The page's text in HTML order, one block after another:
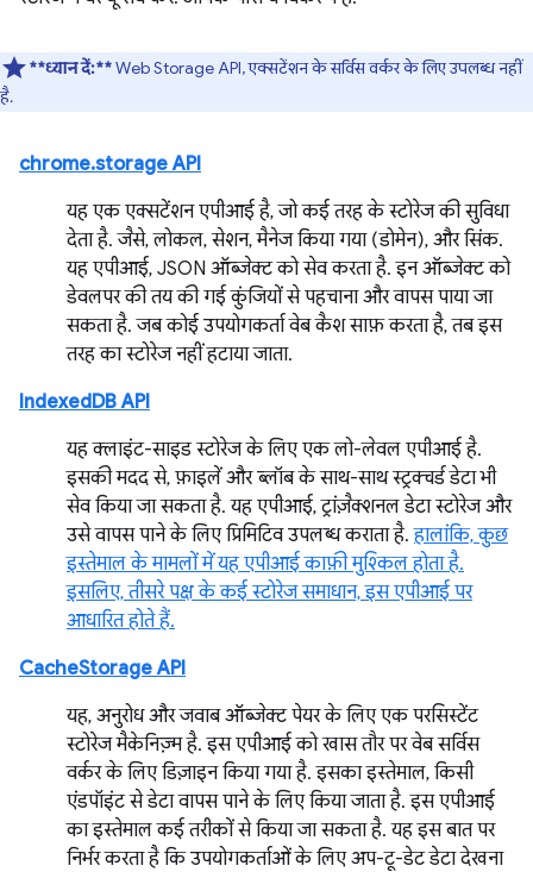
**ध्यान दें:**Web Storage API, एक्सटेंशन के सर्विस वर्कर के लिए उपलब्ध नहीं
है.
chrome.storage API
यह एक एक्सटेंशन एपीआई है, जो कई तरह के स्टोरेज की सुविधा
देता है. जैसे, लोकल, सेशन, मैनेज किया गया (डोमेन), और सिंक.
यह एपीआई, JSON ऑब्जेक्ट को सेव करता है. इन ऑब्जेक्ट को
डेवलपर की तय की गई कुंजियों से पहचाना और वापस पाया जा
सकता है. जब कोई उपयोगकर्ता वेब कैश साफ़ करता है, तब इस
तरह का स्टोरेज नहीं हटाया जाता.
IndexedDB API
यह क्लाइंट-साइड स्टोरेज के लिए एक लो-लेवल एपीआई है.
इसकी मदद से, फ़ाइलें और ब्लॉब के साथ-साथ स्ट्रक्चर्ड डेटा भी
सेव किया जा सकता है. यह एपीआई, ट्रांज़ैक्शनल डेटा स्टोरेज और
उसे वापस पाने के लिए प्रिमिटिव उपलब्ध कराता है.हालांकि, कुछ
इस्तेमाल के मामलों में यह एपीआई काफ़ी मुश्किल होता है.
इसलिए, तीसरे पक्ष के कई स्टोरेज समाधान, इस एपीआई पर
आधारित होते हैं.
CacheStorage API
यह, अनुरोध और जवाब ऑब्जेक्ट पेयर के लिए एक परसिस्टेंट
स्टोरेज मैकेनिज़्म है. इस एपीआई को खास तौर पर वेब सर्विस
वर्कर के लिए डिज़ाइन किया गया है. इसका इस्तेमाल, किसी
एंडपॉइंट से डेटा वापस पाने के लिए किया जाता है. इस एपीआई
का इस्तेमाल कई तरीकों से किया जा सकता है. यह इस बात पर
निर्भर करता है कि उपयोगकर्ताओं के लिए अप-टू-डेट डेटा देखना